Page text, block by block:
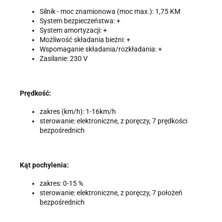
Silnik - moc znamionowa (moc max.): 1,75 KM
System bezpieczeństwa: +
System amortyzacji: +
Możliwość składania bieżni: +
Wspomaganie składania/rozkładania: +
Zasilanie: 230 V
Prędkość:
zakres (km/h): 1-16km/h
sterowanie: elektroniczne, z poręczy, 7 prędkości
bezpośrednich
Kąt pochylenia:
zakres: 0-15 %
sterowanie: elektroniczne, z poręczy, 7 położeń
bezpośrednich